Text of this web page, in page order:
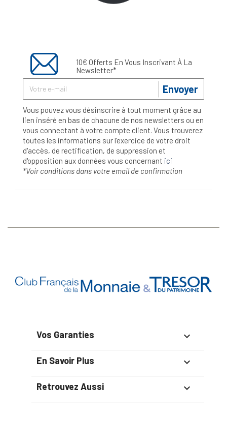
10€ Offerts En Vous Inscrivant À La
Newsletter*
Envoyer
Vous pouvez vous désinscrire à tout moment grâce au
lien inséré en bas de chacune de nos newsletters ou en
vous connectant à votre compte client. Vous trouverez
toutes les informations sur l’exercice de votre droit
d'accès, de rectification, de suppression et
d'opposition aux données vous concernant ici
*Voir conditions dans votre email de confirmation
Vos Garanties 
En Savoir Plus 
Retrouvez Aussi 